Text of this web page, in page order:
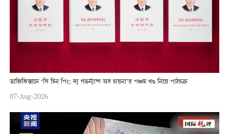
তাজিকিস্তানে ‘সি চিন পিং: দ্য গভর্ন্যান্স অব চায়না’র পঞ্চম খণ্ড নিয়ে পাঠচক্র
07-Aug-2026